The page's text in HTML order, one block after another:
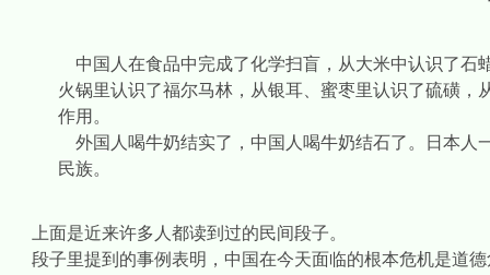
中国人在食品中完成了化学扫盲，从大米中认识了
火锅里认识了福尔马林，从银耳、蜜枣里认识了硫磺
作用。
外国人喝牛奶结实了，中国人喝牛奶结石了。日本
民族。
上面是近来许多人都读到过的民间段子。
段子里提到的事例表明，中国在今天面临的根本危机是道